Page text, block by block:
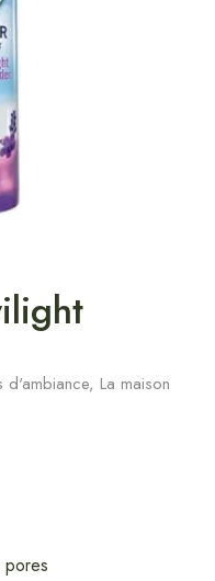
d'ambiance, La maison
pores